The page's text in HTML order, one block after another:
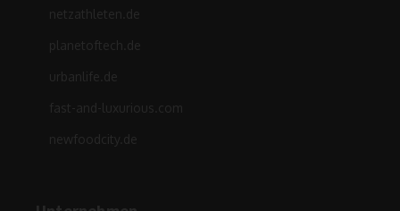
netzathleten.de
planetoftech.de
urbanlife.de
fast-and-luxurious.com
newfoodcity.de